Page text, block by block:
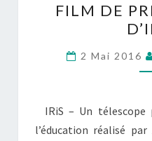
FILM DE
2 Mai 2016
IRiS – Un télescope
l’éducation réalisé